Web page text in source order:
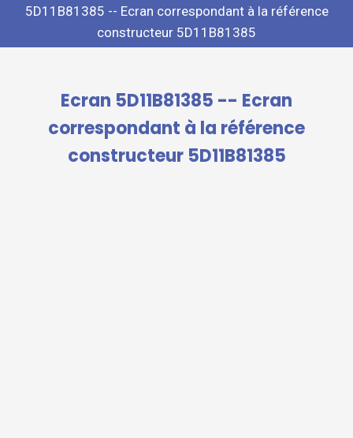
5D11B81385 -- Ecran correspondant à la référence
constructeur 5D11B81385
Ecran 5D11B81385 -- Ecran
correspondant à la référence
constructeur 5D11B81385